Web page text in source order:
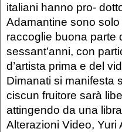
italiani hanno pro-
Adamantine sono
raccoglie buona parte
sessant’anni, con
d’artista prima e del
Dimanati si manifesta
ciscun fruitore sarà
attingendo da una
Alterazioni Video, Yuri